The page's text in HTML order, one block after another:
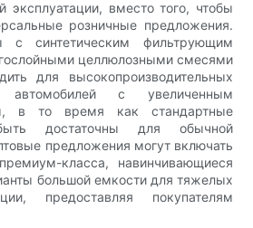
эксплуатации, вместо того, чтобы
розничные предложения.
с синтетическим фильтрующим
целлюлозными смесями
для высокопроизводительных
автомобилей с увеличенным
в то время как стандартные
достаточны для обычной
предложения могут включать
класса, навинчивающиеся
большой емкости для тяжелых
предоставляя покупателям